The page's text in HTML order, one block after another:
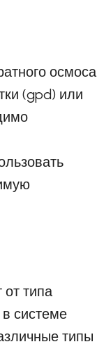
осмоса
(gpd) или
типа
системе
типы